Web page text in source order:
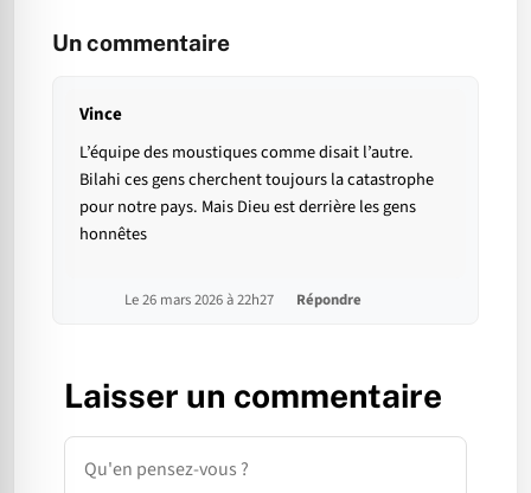
Un commentaire
Vince
L’équipe des moustiques comme disait l’autre.
Bilahi ces gens cherchent toujours la catastrophe
pour notre pays. Mais Dieu est derrière les gens
honnêtes
Le 26 mars 2026 à 22h27 Répondre
Laisser un commentaire
Commentaire